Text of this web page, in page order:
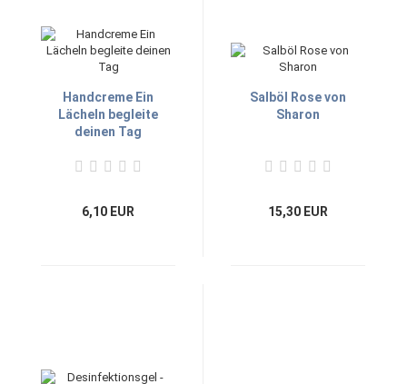
Handcreme Ein
Lächeln begleite
deinen Tag
6,10 EUR
Salböl Rose von
Sharon
15,30 EUR